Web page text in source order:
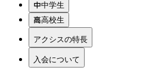
中学生
高校生
アクシスの特長
入会について